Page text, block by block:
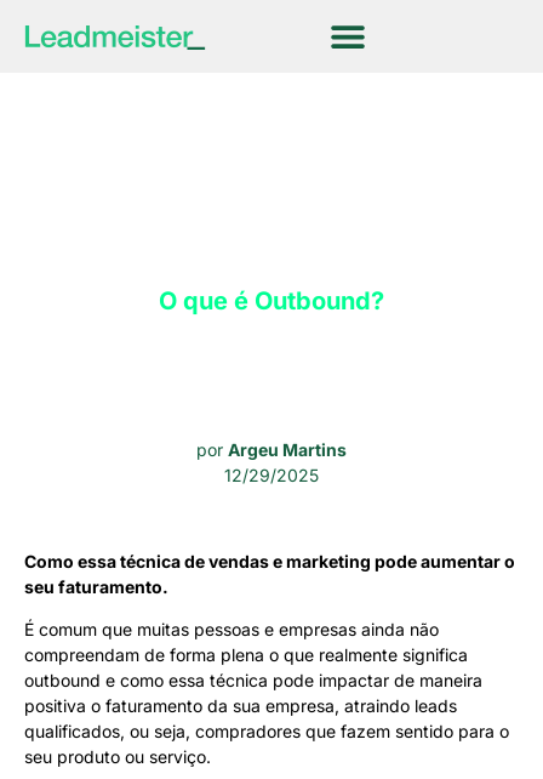
O que é Outbound?
por Argeu Martins
12/29/2025
Como essa técnica de vendas e marketing pode aumentar o
seu faturamento.
É comum que muitas pessoas e empresas ainda não
compreendam de forma plena o que realmente significa
outbound e como essa técnica pode impactar de maneira
positiva o faturamento da sua empresa, atraindo leads
qualificados, ou seja, compradores que fazem sentido para o
seu produto ou serviço.